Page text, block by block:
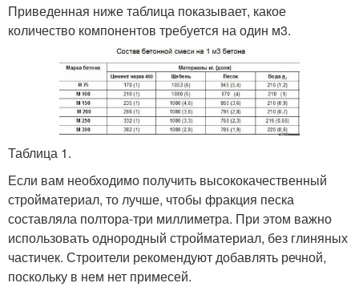
Приведенная ниже таблица показывает, какое
количество компонентов требуется на один м3.
Таблица 1.
Если вам необходимо получить высококачественный
стройматериал, то лучше, чтобы фракция песка
составляла полтора-три миллиметра. При этом важно
использовать однородный стройматериал, без глиняных
частичек. Строители рекомендуют добавлять речной,
поскольку в нем нет примесей.